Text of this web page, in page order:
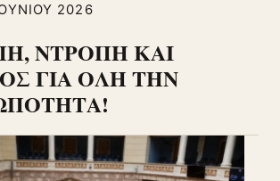
2026
ΝΤΡΟΠΗ ΚΑΙ
ΓΙΑ ΟΛΗ ΤΗΝ